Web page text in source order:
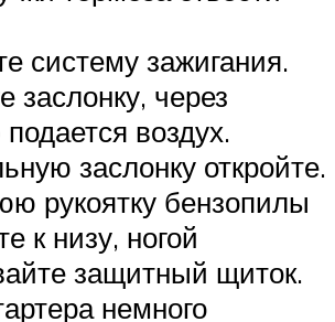
систему зажигания.
заслонку, через
воздух.
заслонку откройте.
рукоятку бензопилы
к низу, ногой
защитный щиток.
немного